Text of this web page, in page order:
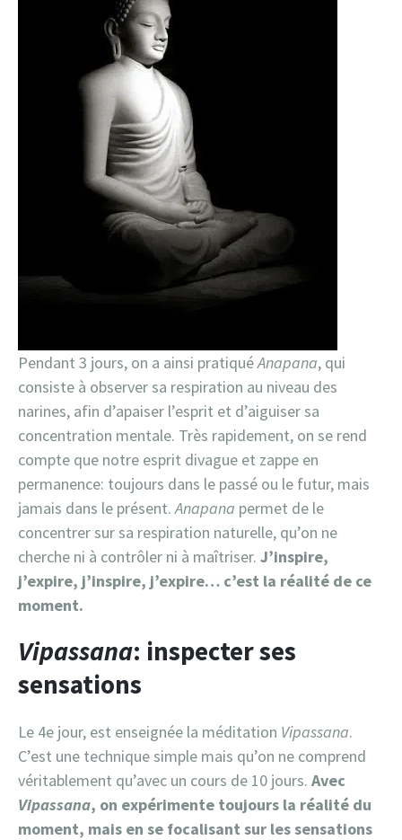
Pendant 3 jours, on a ainsi pratiquéAnapana, qui
consiste à observer sa respiration au niveau des
narines, afin d’apaiser l’esprit et d’aiguiser sa
concentration mentale. Très rapidement, on se rend
compte que notre esprit divague et zappe en
permanence: toujours dans le passé ou le futur, mais
jamais dans le présent.Anapana permet de le
concentrer sur sa respiration naturelle, qu’on ne
cherche ni à contrôler ni à maîtriser. J’inspire,
j’expire, j’inspire, j’expire… c’est la réalité de ce
moment.
Vipassana: inspecter ses
sensations
Le 4e jour, est enseignée la méditation Vipassana.
C’est une technique simple mais qu’on ne comprend
véritablement qu’avec un cours de 10 jours. Avec
Vipassana, on expérimente toujours la réalité du
moment, mais en se focalisant sur les sensations